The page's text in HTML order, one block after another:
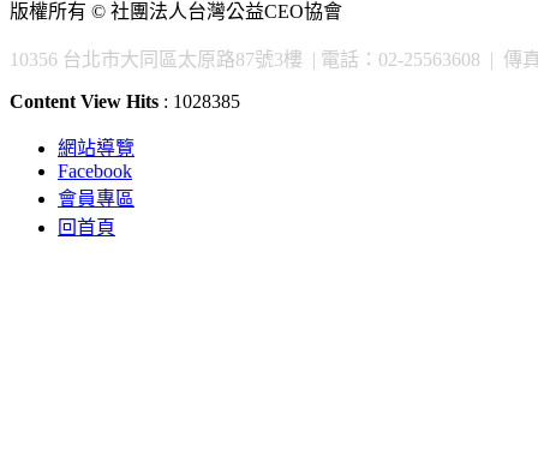
版權所有 © 社團法人台灣公益CEO協會
10356 台北市大同區太原路87號3樓 | 電話：02-25563608 | 傳
Content View Hits : 1028385
網站導覽
Facebook
會員專區
回首頁